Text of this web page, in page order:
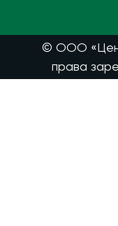
© ООО
права